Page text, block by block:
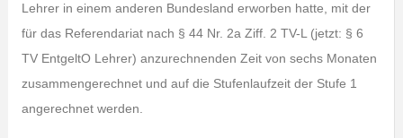
Lehrer in einem anderen Bundesland erworben hatte, mit der
für das Referendariat nach § 44 Nr. 2a Ziff. 2 TV-L (jetzt: § 6
TV EntgeltO Lehrer) anzurechnenden Zeit von sechs Monaten
zusammengerechnet und auf die Stufenlaufzeit der Stufe 1
angerechnet werden.